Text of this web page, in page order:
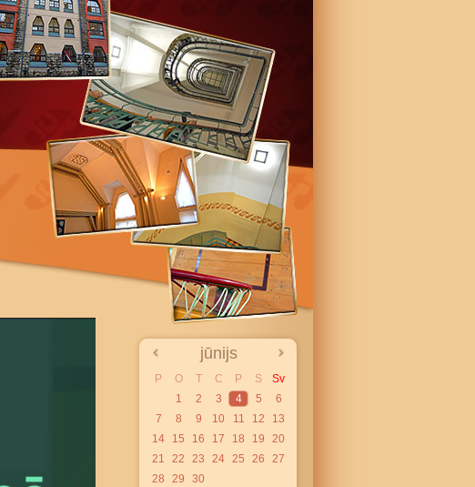
jūnijs
P O T C P S
Sv
1
2 3 4 5
6
7
8 9 10 11 12
13
14
15 16 17 18 19
20
21
22 23 24 25 26
27
28
29 30